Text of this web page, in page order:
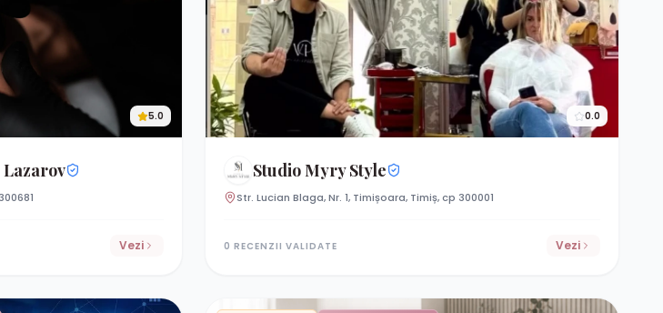
5.0
Lazarov
Vezi
0.0
Studio Myry Style
Str. Lucian Blaga, Nr. 1, Timișoara, Timiș, cp 300001
0 RECENZII VALIDATE Vezi